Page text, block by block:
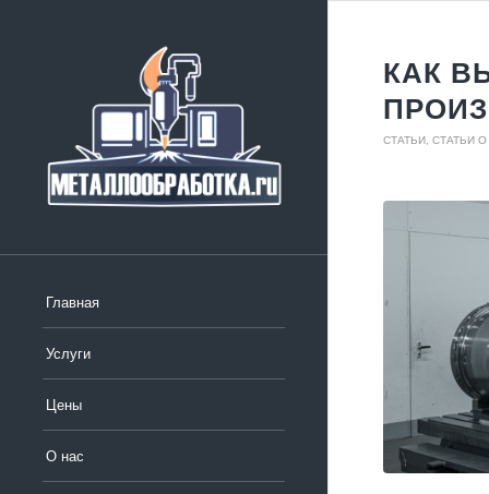
Главная
Услуги
Цены
О нас
КАК
СТАТЬИ СТАТЬИ